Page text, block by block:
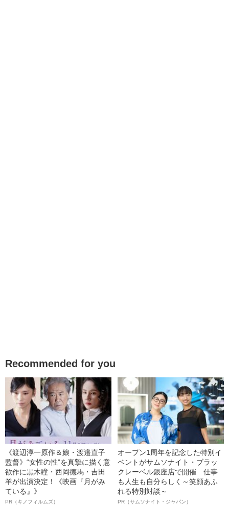
Recommended for you
《渡辺淳一原作＆娘・渡邉直子
監督》“女性の性”を真摯に描く意
欲作に黒木瞳・西岡德馬・吉田
羊が出演決定！《映画『月がみ
ている』》
PR（キノフィルムズ）
オープン1周年を記念した特別イ
ベントがサムソナイト・ブラッ
クレーベル銀座店で開催 仕事
も人生も自分らしく～笑顔あふ
れる特別対談～
PR（サムソナイト・ジャパン）